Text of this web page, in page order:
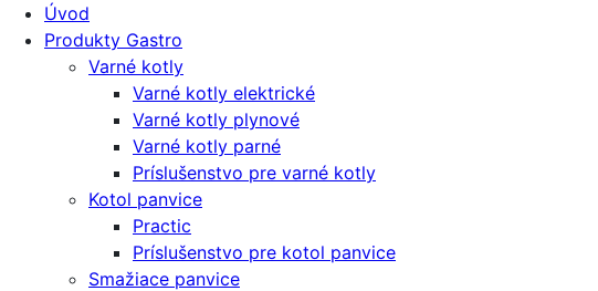
Úvod
Produkty Gastro
Varné kotly
Varné kotly elektrické
Varné kotly plynové
Varné kotly parné
Príslušenstvo pre varné kotly
Kotol panvice
Practic
Príslušenstvo pre kotol panvice
Smažiace panvice